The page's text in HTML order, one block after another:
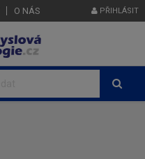
O NÁS PŘIHLÁSIT